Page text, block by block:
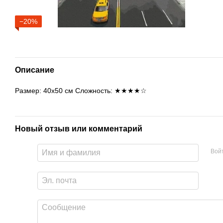
−20%
Описание
Размер: 40х50 см Сложность: ★★★★☆
Новый отзыв или комментарий